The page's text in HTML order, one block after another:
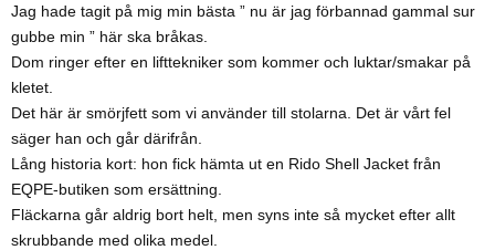
Jag hade tagit på mig min bästa ” nu är jag förbannad gammal sur
gubbe min ” här ska bråkas.
Dom ringer efter en lifttekniker som kommer och luktar/smakar på
kletet.
Det här är smörjfett som vi använder till stolarna. Det är vårt fel
säger han och går därifrån.
Lång historia kort: hon fick hämta ut en Rido Shell Jacket från
EQPE-butiken som ersättning.
Fläckarna går aldrig bort helt, men syns inte så mycket efter allt
skrubbande med olika medel.